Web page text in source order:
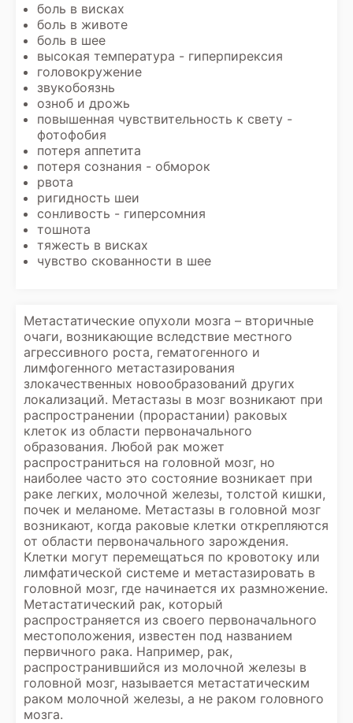
боль в висках
боль в животе
боль в шее
высокая температура - гиперпирексия
головокружение
звукобоязнь
озноб и дрожь
повышенная чувствительность к свету -
фотофобия
потеря аппетита
потеря сознания - обморок
рвота
ригидность шеи
сонливость - гиперсомния
тошнота
тяжесть в висках
чувство скованности в шее
Метастатические опухоли мозга – вторичные
очаги, возникающие вследствие местного
агрессивного роста, гематогенного и
лимфогенного метастазирования
злокачественных новообразований других
локализаций. Метастазы в мозг возникают при
распространении (прорастании) раковых
клеток из области первоначального
образования. Любой рак может
распространиться на головной мозг, но
наиболее часто это состояние возникает при
раке легких, молочной железы, толстой кишки,
почек и меланоме. Метастазы в головной мозг
возникают, когда раковые клетки открепляются
от области первоначального зарождения.
Клетки могут перемещаться по кровотоку или
лимфатической системе и метастазировать в
головной мозг, где начинается их размножение.
Метастатический рак, который
распространяется из своего первоначального
местоположения, известен под названием
первичного рака. Например, рак,
распространившийся из молочной железы в
головной мозг, называется метастатическим
раком молочной железы, а не раком головного
мозга.